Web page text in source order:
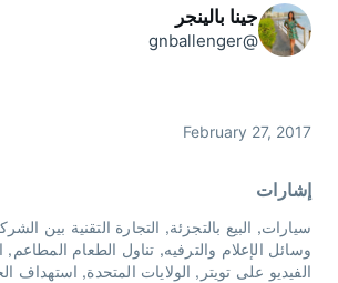
جينا بالينجر
@gnballenger
February 27, 2017
إشارات
سيارات البيع بالتجزئة التجارة التقنية بين
وسائل الإعلام والترفيه تناول الطعام المطاعم
الفيديو على تويتر
الولايات المتحدة استهداف